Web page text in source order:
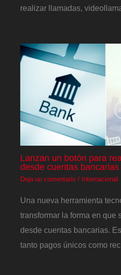
realizar llamadas,
Lanzan un botón para
desde cuentas bancarias
Deja un comentario / Internacional
Una nueva herramienta
transformar la forma en que
desde cuentas bancarias.
tanto pagos únicos como